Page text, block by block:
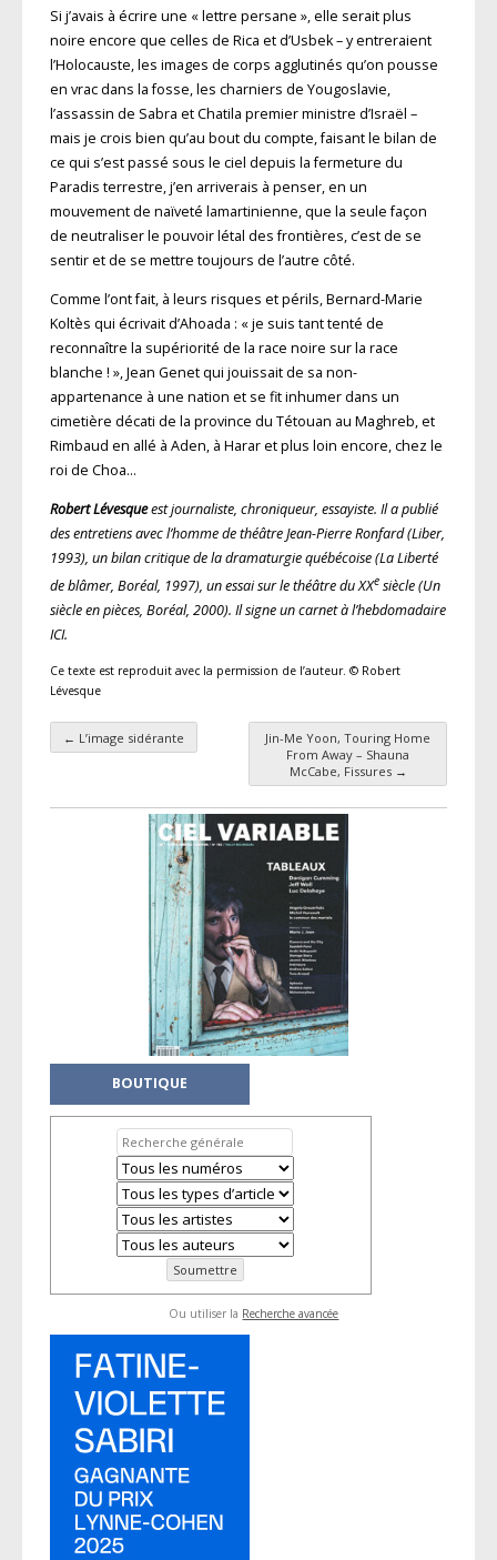
Si j’avais à écrire une « lettre persane », elle serait plus
noire encore que celles de Rica et d’Usbek – y entreraient
l’Holocauste, les images de corps agglutinés qu’on pousse
en vrac dans la fosse, les charniers de Yougoslavie,
l’assassin de Sabra et Chatila premier ministre d’Israël –
mais je crois bien qu’au bout du compte, faisant le bilan de
ce qui s’est passé sous le ciel depuis la fermeture du
Paradis terrestre, j’en arriverais à penser, en un
mouvement de naïveté lamartinienne, que la seule façon
de neutraliser le pouvoir létal des frontières, c’est de se
sentir et de se mettre toujours de l’autre côté.
Comme l’ont fait, à leurs risques et périls, Bernard-Marie
Koltès qui écrivait d’Ahoada : « je suis tant tenté de
reconnaître la supériorité de la race noire sur la race
blanche ! », Jean Genet qui jouissait de sa non-
appartenance à une nation et se fit inhumer dans un
cimetière décati de la province du Tétouan au Maghreb, et
Rimbaud en allé à Aden, à Harar et plus loin encore, chez le
roi de Choa…
Robert Lévesqueest journaliste, chroniqueur, essayiste. Il a publié
des entretiens avec l’homme de théâtre Jean-Pierre Ronfard (Liber,
1993), un bilan critique de la dramaturgie québécoise (La Liberté
de blâmer, Boréal, 1997), un essai sur le théâtre du XXesiècle (Un
siècle en pièces, Boréal, 2000). Il signe un carnet à l’hebdomadaire
ICI.
Ce texte est reproduit avec la permission de l’auteur. © Robert
Lévesque
Navigation des articles
← L’image sidérante
Jin-Me Yoon, Touring Home
From Away – Shauna
McCabe, Fissures →
BOUTIQUE
Ou utiliser la Recherche avancée